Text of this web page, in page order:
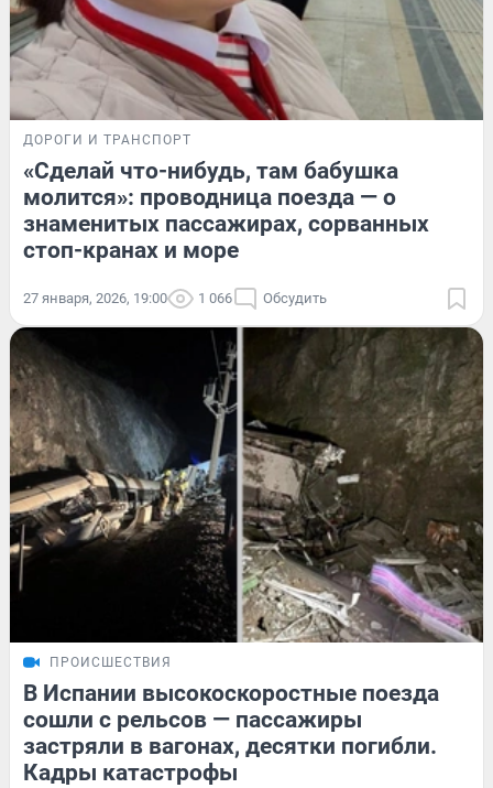
ДОРОГИ И ТРАНСПОРТ
«Сделай что-нибудь, там бабушка
молится»: проводница поезда — о
знаменитых пассажирах, сорванных
стоп-кранах и море
27 января, 2026, 19:00 1 066 Обсудить
ПРОИСШЕСТВИЯ
В Испании высокоскоростные поезда
сошли с рельсов — пассажиры
застряли в вагонах, десятки погибли.
Кадры катастрофы